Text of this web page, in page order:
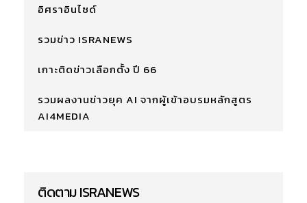
อิศราอินไซด์
รวมข่าว ISRANEWS
เกาะติดข่าวเลือกตั้ง ปี 66
รวมผลงานข่าวยุค AI จากผู้เข้าอบรมหลักสูตร
AI4MEDIA
ติดตาม ISRANEWS